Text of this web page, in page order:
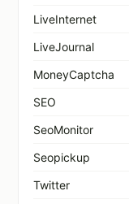
LiveInternet
LiveJournal
MoneyCaptcha
SEO
SeoMonitor
Seopickup
Twitter